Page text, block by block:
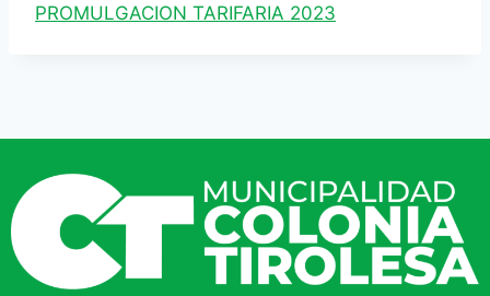
PROMULGACION TARIFARIA 2023